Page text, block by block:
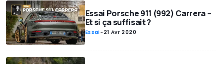
Essai Porsche 911 (992) Carrera –
Et si ça suffisait ?
Essai- 21 Avr 2020